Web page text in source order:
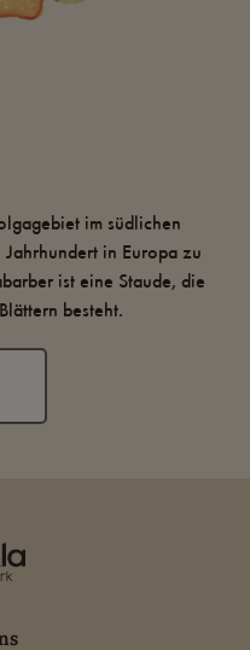
im südlichen
in Europa zu
ist eine Staude, die
besteht.